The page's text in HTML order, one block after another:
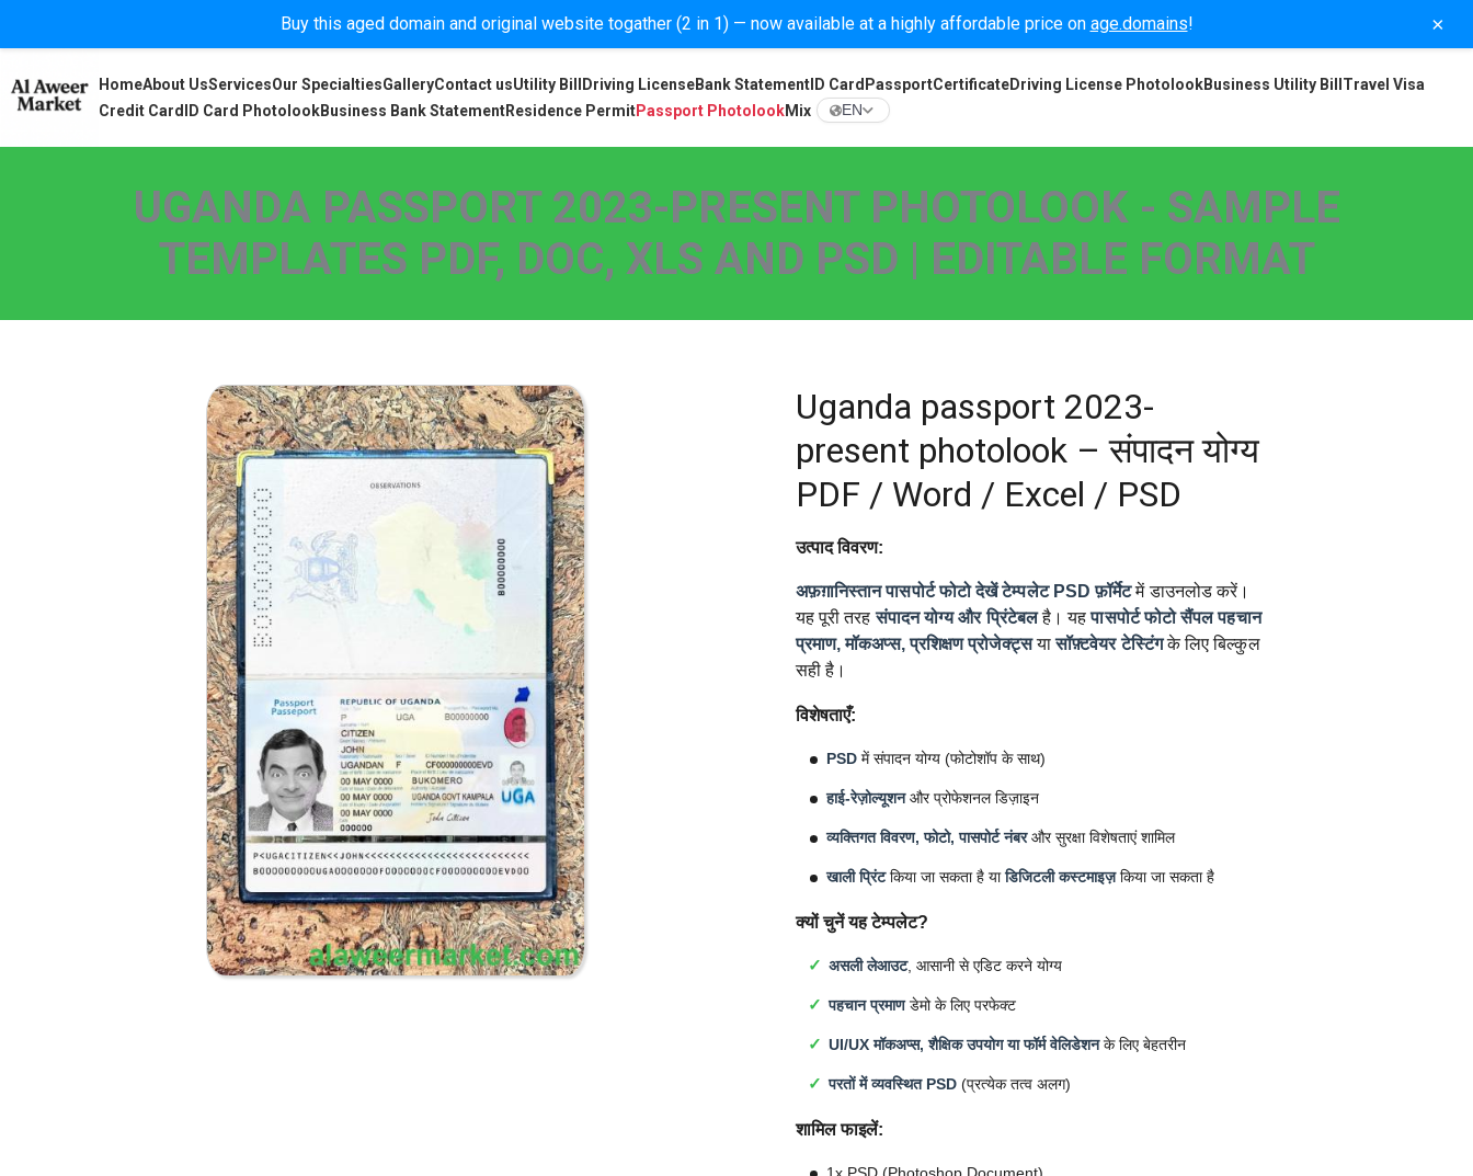
Buy this aged domain and original website togather (2 in 1) — now available at a highly affordable price on age.domains! ×
HomeAbout UsServicesOur SpecialtiesGalleryContact usUtility Bill Driving LicenseBank Statement ID Card PassportCertificateDriving License PhotolookBusiness Utility Bill Travel Visa
Credit Card
ID Card PhotolookBusiness Bank StatementResidence PermitPassport PhotolookMix EN
UGANDA PASSPORT 2023-PRESENT PHOTOLOOK - SAMPLE
TEMPLATES PDF, DOC, XLS AND PSD | EDITABLE FORMAT
Uganda passport 2023-
present photolook – संपादन योग्य
PDF / Word / Excel / PSD
उत्पाद विवरण:
अफ़ग़ानिस्तान पासपोर्ट फोटो देखें टेम्पलेट PSD फ़ॉर्मेटमें डाउनलोड करें।
यह पूरी तरहसंपादन योग्य और प्रिंटेबलहै। यहपासपोर्ट फोटो सैंपल पहचान
प्रमाण, मॉकअप्स, प्रशिक्षण प्रोजेक्ट्सयासॉफ़्टवेयर टेस्टिंगके लिए बिल्कुल
सही है।
विशेषताएँ:
PSD में संपादन योग्य (फोटोशॉप के साथ)
हाई-रेज़ोल्यूशनऔर प्रोफेशनल डिज़ाइन
व्यक्तिगत विवरण, फोटो, पासपोर्ट नंबरऔर सुरक्षा विशेषताएं शामिल
खाली प्रिंटकिया जा सकता है याडिजिटली कस्टमाइज़किया जा सकता है
क्यों चुनें यह टेम्पलेट?
असली लेआउट, आसानी से एडिट करने योग्य
पहचान प्रमाणडेमो के लिए परफेक्ट
UI/UX मॉकअप्स, शैक्षिक उपयोग या फॉर्म वेलिडेशनके लिए बेहतरीन
परतों में व्यवस्थित PSD(प्रत्येक तत्व अलग)
शामिल फाइलें: